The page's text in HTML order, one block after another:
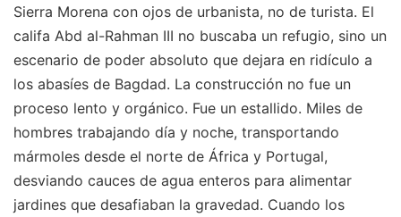
Sierra Morena con ojos de urbanista, no de turista. El
califa Abd al-Rahman III no buscaba un refugio, sino un
escenario de poder absoluto que dejara en ridículo a
los abasíes de Bagdad. La construcción no fue un
proceso lento y orgánico. Fue un estallido. Miles de
hombres trabajando día y noche, transportando
mármoles desde el norte de África y Portugal,
desviando cauces de agua enteros para alimentar
jardines que desafiaban la gravedad. Cuando los